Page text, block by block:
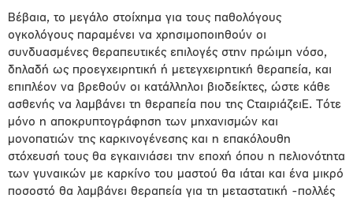
Βέβαια, το μεγάλο στοίχημα για τους παθολόγους
ογκολόγους παραμένει να χρησιμοποιηθούν οι
συνδυασμένες θεραπευτικές επιλογές στην πρώιμη νόσο,
δηλαδή ως προεγχειρητική ή μετεγχειρητική θεραπεία, και
επιπλέον να βρεθούν οι κατάλληλοι βιοδείκτες, ώστε κάθε
ασθενής να λαμβάνει τη θεραπεία που της CταιριάζειE. Τότε
μόνο η αποκρυπτογράφηση των μηχανισμών και
μονοπατιών της καρκινογένεσης και η επακόλουθη
στόχευσή τους θα εγκαινιάσει την εποχή όπου η πελιονότητα
των γυναικών με καρκίνο του μαστού θα ιάται και ένα μικρό
ποσοστό θα λαμβάνει θεραπεία για τη μεταστατική -πολλές